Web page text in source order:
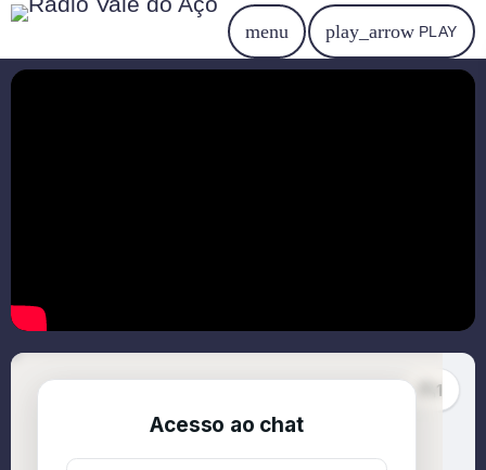
menu play_arrow PLAY